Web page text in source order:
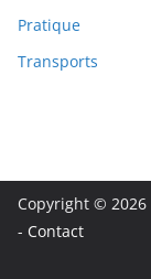
Pratique
Transports
Copyright © 2026
- Contact